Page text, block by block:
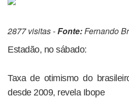
2877 visitas -Fonte:Fernando
Estadão, no sábado:
Taxa de otimismo do
desde 2009, revela Ibope